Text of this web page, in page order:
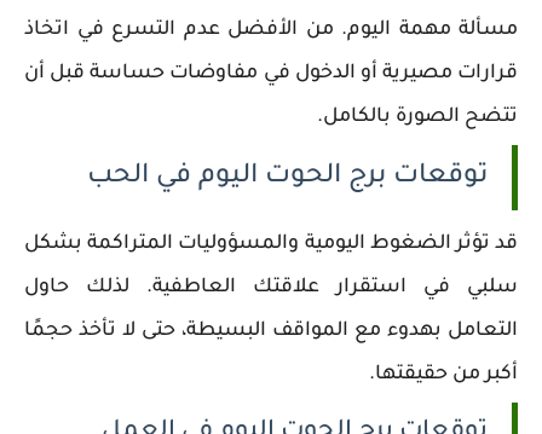
مسألة مهمة اليوم. من الأفضل عدم التسرع في اتخاذ
قرارات مصيرية أو الدخول في مفاوضات حساسة قبل أن
تتضح الصورة بالكامل.
توقعات برج الحوت اليوم في الحب
قد تؤثر الضغوط اليومية والمسؤوليات المتراكمة بشكل
سلبي في استقرار علاقتك العاطفية. لذلك حاول
التعامل بهدوء مع المواقف البسيطة، حتى لا تأخذ حجمًا
أكبر من حقيقتها.